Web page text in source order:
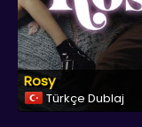
Rosy
Türkçe Dublaj